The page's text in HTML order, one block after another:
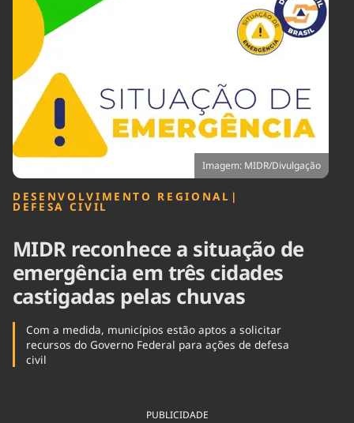
Agronegócios
Brasil Mineral
Ciência &
Tecnologia
Cinema
Internacional
Meio Ambiente
Podcast
Política
Imagem: MIDR/Divulgação
DESENVOLVIMENTO REGIONAL |
DEFESA CIVIL
MIDR reconhece a situação de
emergência em três cidades
castigadas pelas chuvas
Com a medida, municípios estão aptos a solicitar
recursos do Governo Federal para ações de defesa
civil
PUBLICIDADE